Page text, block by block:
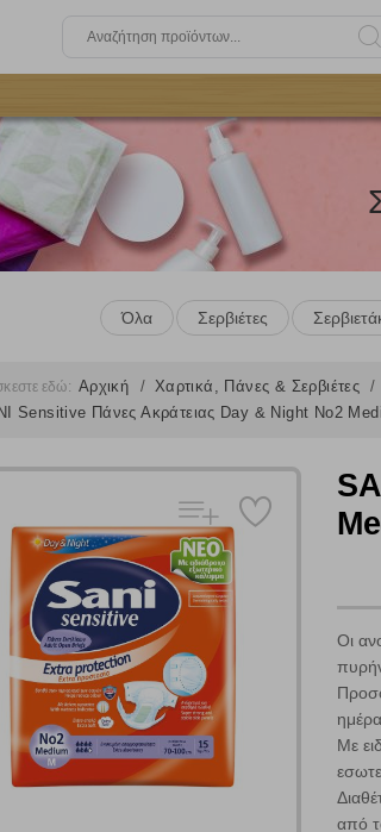
Όλα Σερβιέτες
εδώ: Αρχική Χαρτικά, Πάνες & Σερβιέτες
Sensitive Πάνες Ακράτειας Day & Night Νο2
Οι
Με
από
Πολλαπλή
Χρησιμοποιήστε τη για
Γράψτε τα προϊόντα που
κλικ στο κουμπί
όλες τις Κατηγορίες και
Ρυθμίσεις Cookies